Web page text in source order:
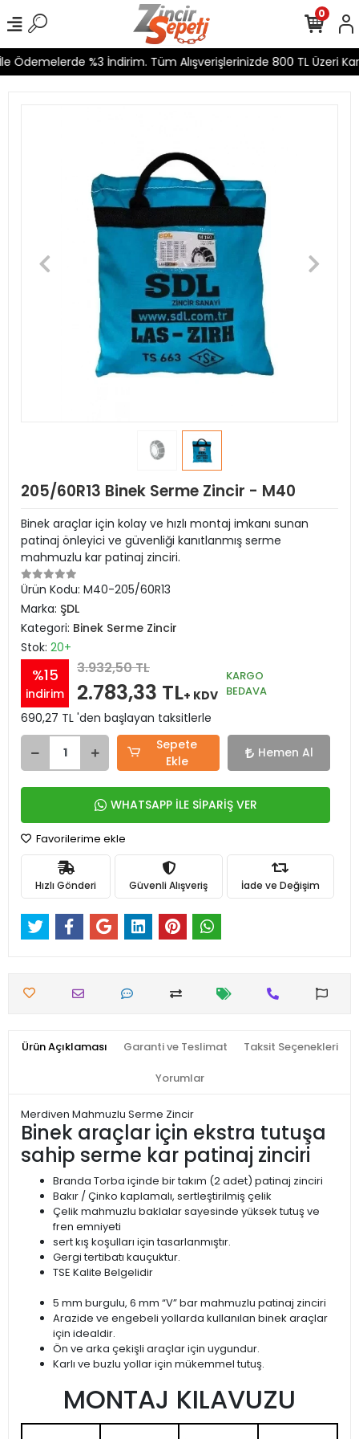
Ödemelerde %3 İndirim. Tüm Alışverişlerinizde 800 TL Üzeri
0
205/60R13 Binek Serme Zincir - M40
Binek araçlar için kolay ve hızlı montaj imkanı sunan
patinaj önleyici ve güvenliği kanıtlanmış serme
mahmuzlu kar patinaj zinciri.
Ürün Kodu: M40-205/60R13
Marka: ŞDL
Kategori: Binek Serme Zincir
Stok: 20+
%15
indirim
3.932,50 TL
2.783,33 TL+ KDV
KARGO
BEDAVA
690,27 TL 'den başlayan taksitlerle
Sepete
Ekle
Hemen Al
WHATSAPP İLE SİPARİŞ VER
Favorilerime ekle
Hızlı Gönderi Güvenli Alışveriş İade ve Değişim
Ürün Açıklaması Garanti ve Teslimat Taksit Seçenekleri
Yorumlar
Merdiven Mahmuzlu Serme Zincir
Binek araçlar için ekstra tutuşa
sahip serme kar patinaj zinciri
Branda Torba içinde bir takım (2 adet) patinaj zinciri
Bakır / Çinko kaplamalı, sertleştirilmiş çelik
Çelik mahmuzlu baklalar sayesinde yüksek tutuş ve
fren emniyeti
sert kış koşulları için tasarlanmıştır.
Gergi tertibatı kauçuktur.
TSE Kalite Belgelidir
5 mm burgulu, 6 mm “V” bar mahmuzlu patinaj zinciri
Arazide ve engebeli yollarda kullanılan binek araçlar
için idealdir.
Ön ve arka çekişli araçlar için uygundur.
Karlı ve buzlu yollar için mükemmel tutuş.
MONTAJ KILAVUZU